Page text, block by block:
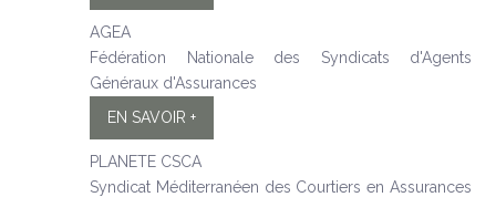
AGEA
Fédération Nationale des Syndicats d'Agents
Généraux d'Assurances
EN SAVOIR +
PLANETE CSCA
Syndicat Méditerranéen des Courtiers en Assurances